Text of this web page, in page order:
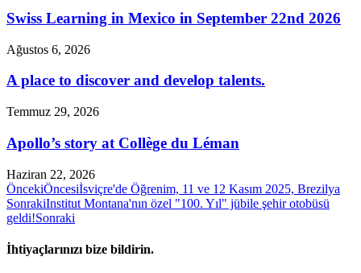
Swiss Learning in Mexico in September 22nd 2026
Ağustos 6, 2026
A place to discover and develop talents.
Temmuz 29, 2026
Apollo’s story at Collège du Léman
Haziran 22, 2026
ÖncekiÖncesiİsviçre'de Öğrenim, 11 ve 12 Kasım 2025, Brezilya
SonrakiInstitut Montana'nın özel "100. Yıl" jübile şehir otobüsü
geldi!Sonraki
İhtiyaçlarınızı bize bildirin.